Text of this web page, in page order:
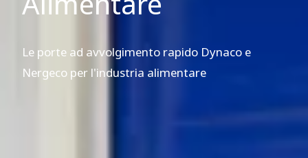
Le porte ad avvolgimento rapido Dynaco e
Nergeco per l'industria alimentare